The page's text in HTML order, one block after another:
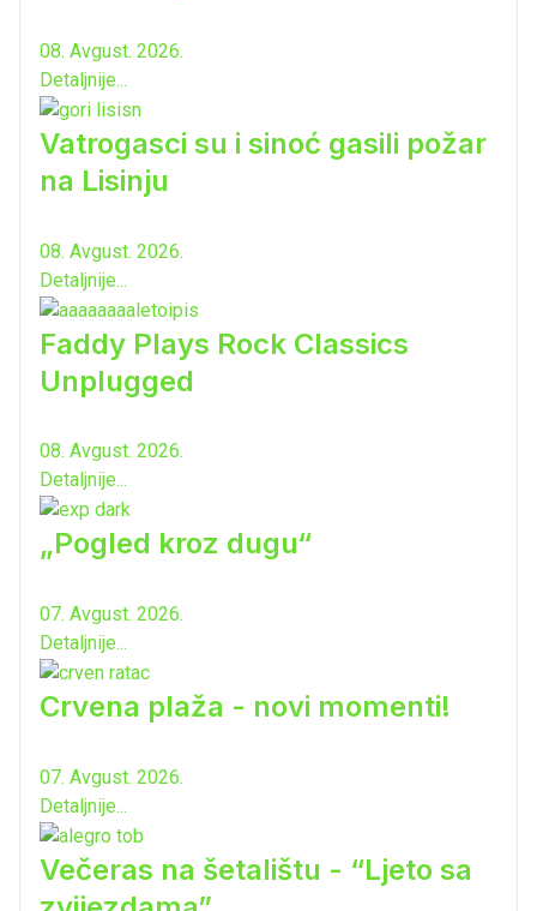
08. Avgust. 2026.
Detaljnije...
Vatrogasci su i sinoć gasili požar
na Lisinju
08. Avgust. 2026.
Detaljnije...
Faddy Plays Rock Classics
Unplugged
08. Avgust. 2026.
Detaljnije...
„Pogled kroz dugu“
07. Avgust. 2026.
Detaljnije...
Crvena plaža - novi momenti!
07. Avgust. 2026.
Detaljnije...
Večeras na šetalištu - “Ljeto sa